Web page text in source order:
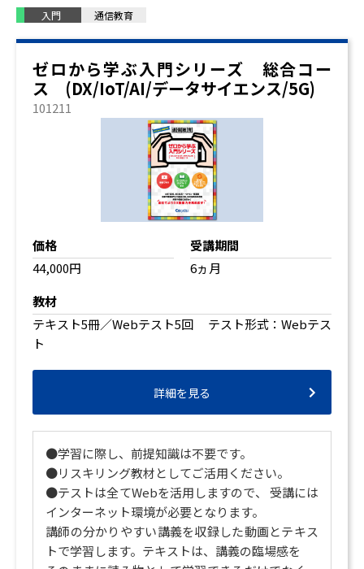
入門 通信教育
ゼロから学ぶ入門シリーズ 総合コー
ス (DX/IoT/AI/データサイエンス/5G)
101211
価格
44,000円
受講期間
6ヵ月
教材
テキスト5冊／Webテスト5回 テスト形式：Webテス
ト
詳細を見る
●学習に際し、前提知識は不要です。
●リスキリング教材としてご活用ください。
●テストは全てWebを活用しますので、 受講には
インターネット環境が必要となります。
講師の分かりやすい講義を収録した動画とテキス
トで学習します。テキストは、講義の臨場感を